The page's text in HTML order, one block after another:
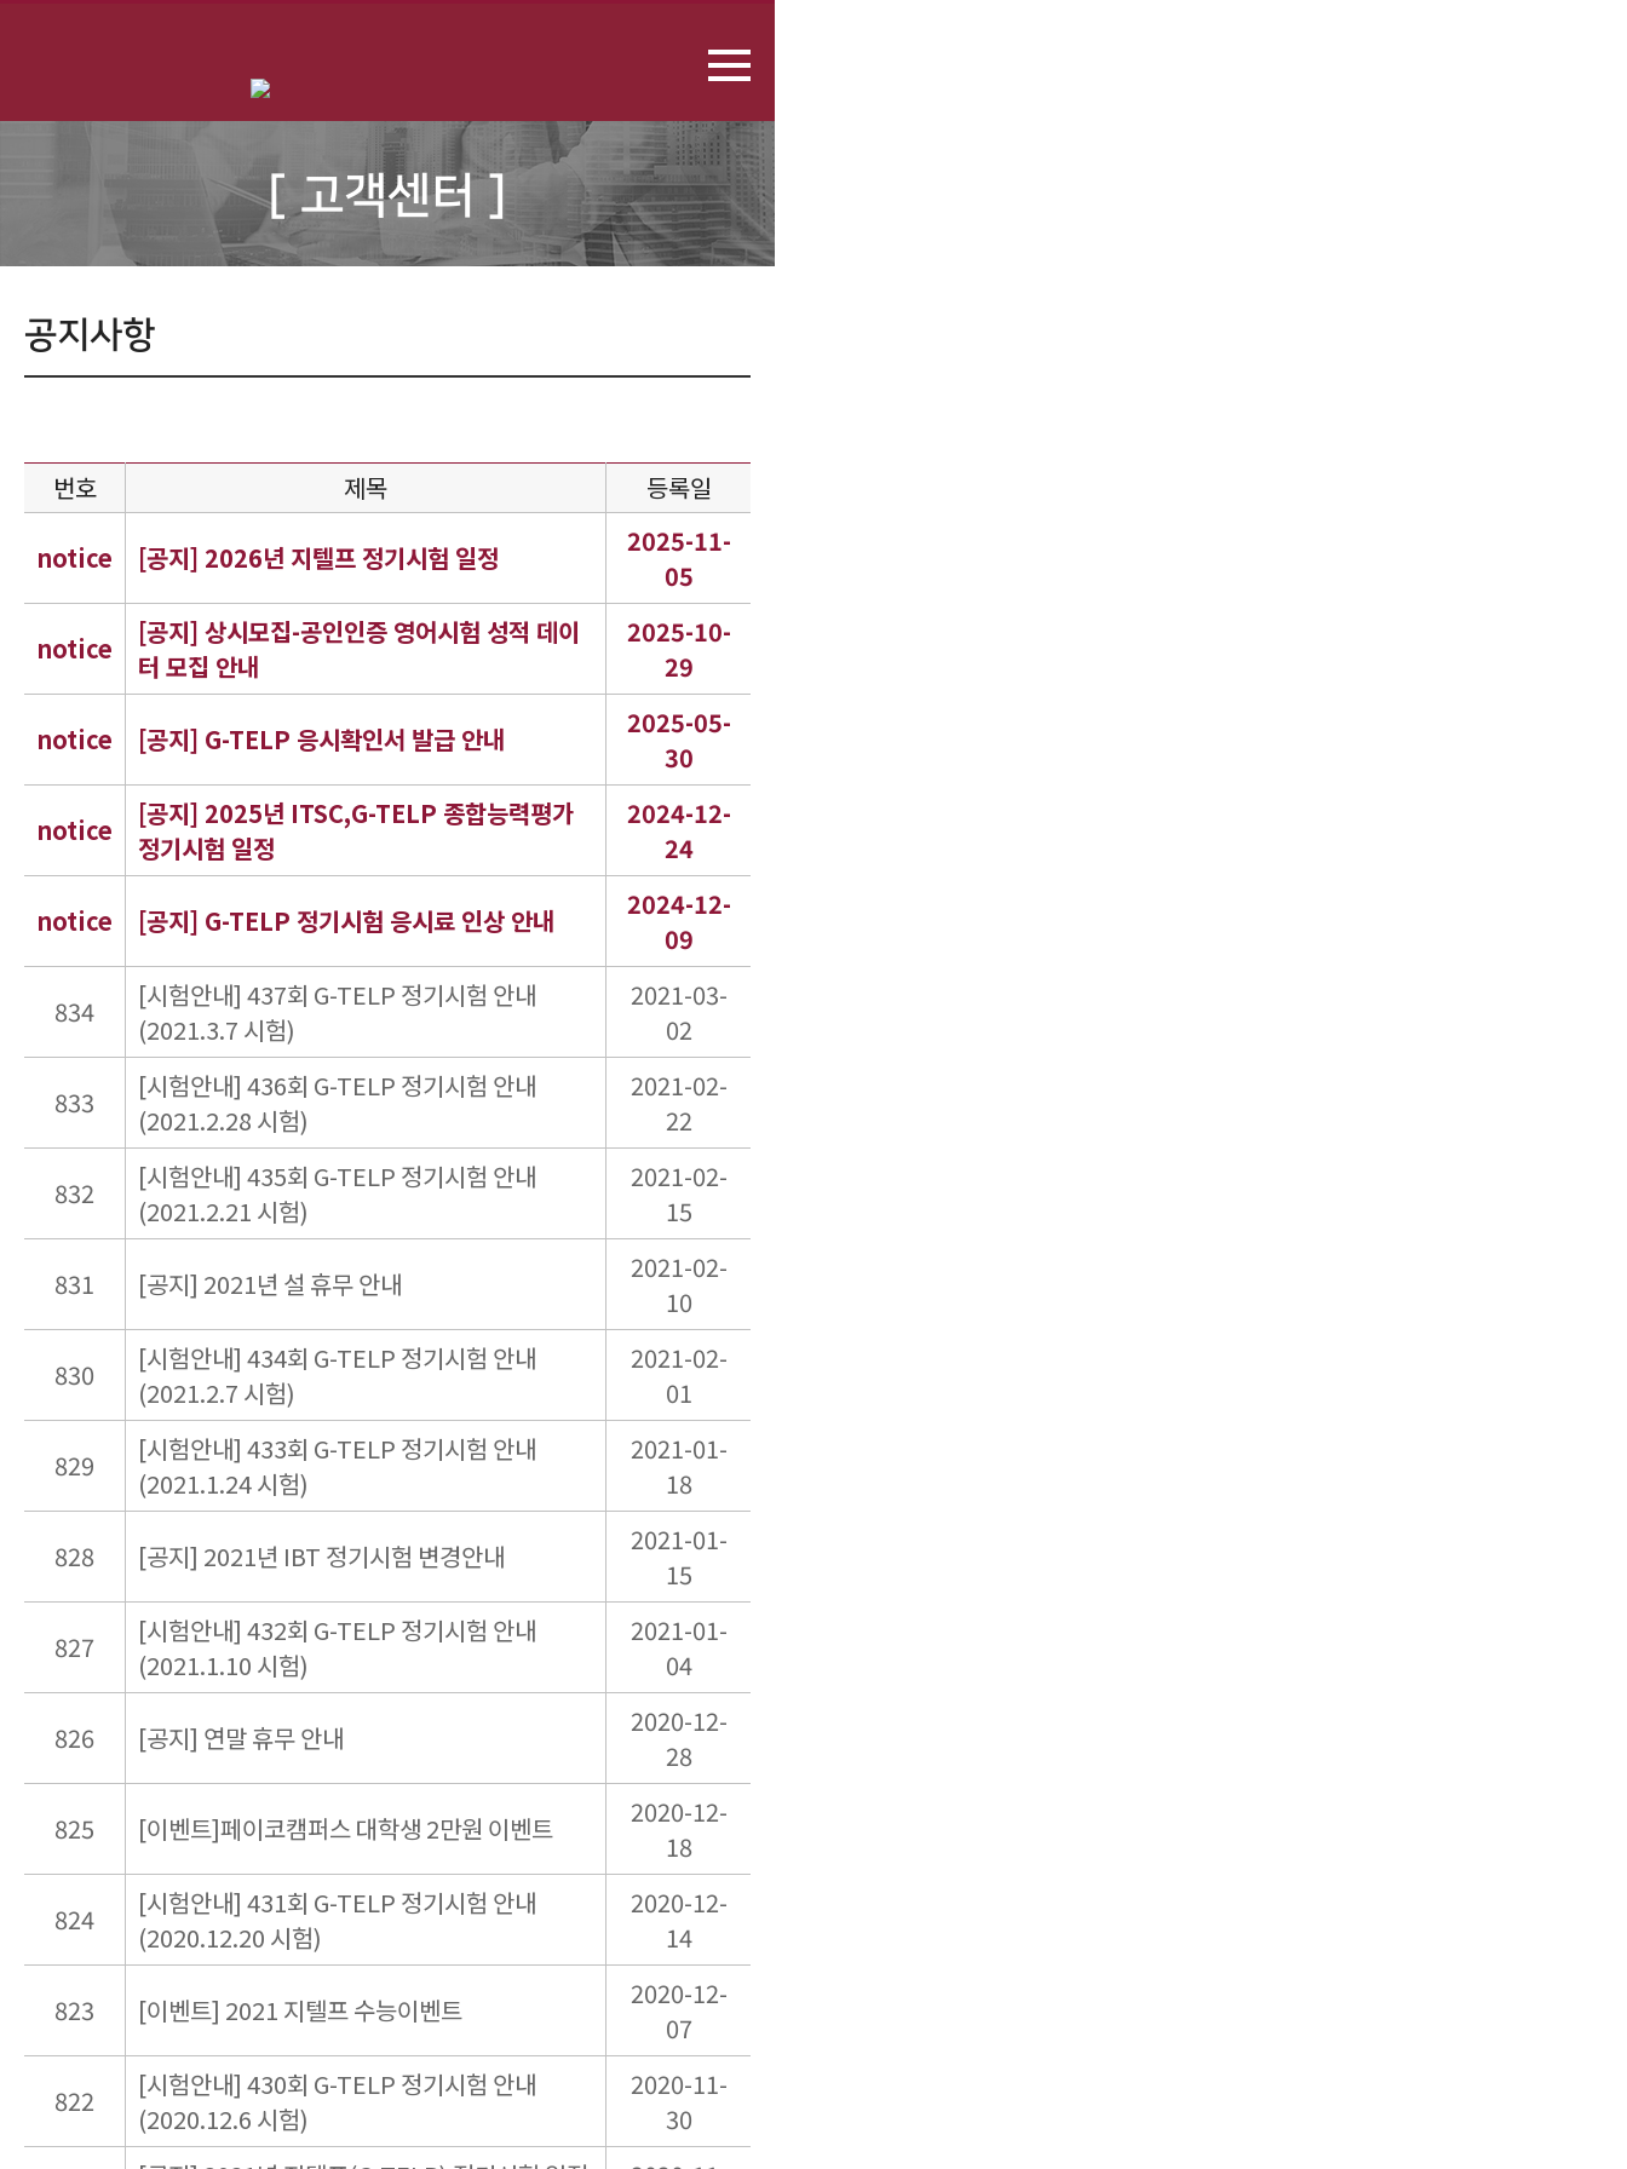
[ 고객센터 ]
공지사항
번호 제목
등록일
notice
[공지] 2026년 지텔프 정기시험 일정
2025-11-
05
notice
[공지] 상시모집-공인인증 영어시험 성적 데이
터 모집 안내
2025-10-
29
notice [공지] G-TELP 응시확인서 발급 안내
2025-05-
30
notice
[공지] 2025년 ITSC,G-TELP 종합능력평가
정기시험 일정
2024-12-
24
notice [공지] G-TELP 정기시험 응시료 인상 안내
2024-12-
09
834
[시험안내] 437회 G-TELP 정기시험 안내
(2021.3.7 시험)
2021-03-
02
833
[시험안내] 436회 G-TELP 정기시험 안내
(2021.2.28 시험)
2021-02-
22
832
[시험안내] 435회 G-TELP 정기시험 안내
(2021.2.21 시험)
2021-02-
15
831 [공지] 2021년 설 휴무 안내
2021-02-
10
830
[시험안내] 434회 G-TELP 정기시험 안내
(2021.2.7 시험)
2021-02-
01
829
[시험안내] 433회 G-TELP 정기시험 안내
(2021.1.24 시험)
2021-01-
18
828 [공지] 2021년 IBT 정기시험 변경안내
2021-01-
15
827
[시험안내] 432회 G-TELP 정기시험 안내
(2021.1.10 시험)
2021-01-
04
826 [공지] 연말 휴무 안내
2020-12-
28
825 [이벤트]페이코캠퍼스 대학생 2만원 이벤트
2020-12-
18
824
[시험안내] 431회 G-TELP 정기시험 안내
(2020.12.20 시험)
2020-12-
14
823 [이벤트] 2021 지텔프 수능이벤트
2020-12-
07
822
[시험안내] 430회 G-TELP 정기시험 안내
(2020.12.6 시험)
2020-11-
30